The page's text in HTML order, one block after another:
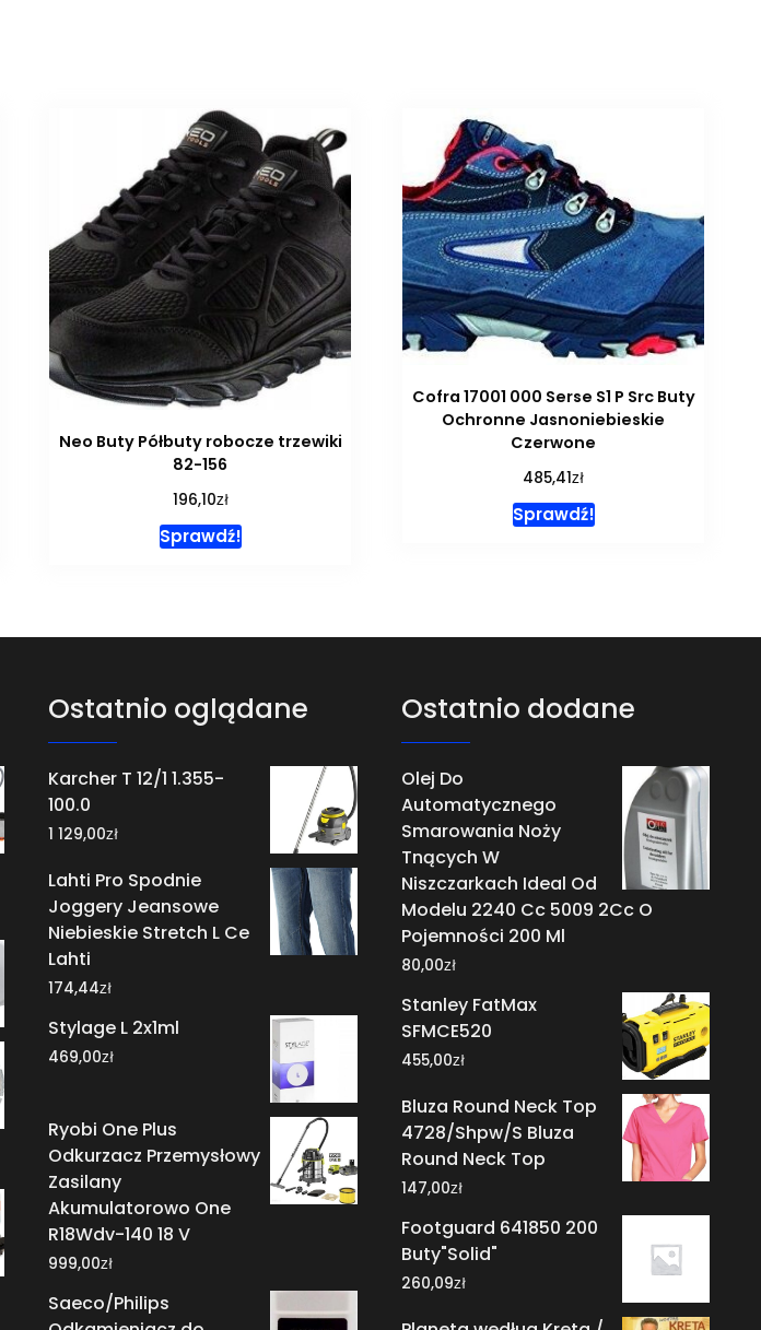
Neo Buty Półbuty robocze trzewiki
82-156
196,10zł
Sprawdź!
Cofra 17001 000 Serse S1 P Src Buty
Ochronne Jasnoniebieskie
Czerwone
485,41zł
Sprawdź!
Ostatnio oglądane
Karcher T 12/1 1.355-
100.0
1 129,00zł
Lahti Pro Spodnie
Joggery Jeansowe
Niebieskie Stretch L Ce
Lahti
174,44zł
Stylage L 2x1ml
469,00zł
Ryobi One Plus
Odkurzacz Przemysłowy
Zasilany
Akumulatorowo One
R18Wdv-140 18 V
999,00zł
Saeco/Philips
Ostatnio dodane
Olej Do
Automatycznego
Smarowania Noży
Tnących W
Niszczarkach Ideal Od
Modelu 2240 Cc 5009 2Cc O
Pojemności 200 Ml
80,00zł
Stanley FatMax
SFMCE520
455,00zł
Bluza Round Neck Top
4728/Shpw/S Bluza
Round Neck Top
147,00zł
Footguard 641850 200
Buty"Solid"
260,09zł